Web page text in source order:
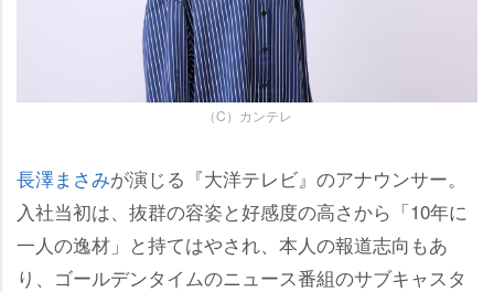
（C）カンテレ
長澤まさみが演じる『大洋テレビ』のアナウンサー。
入社当初は、抜群の容姿と好感度の高さから「10年に
一人の逸材」と持てはやされ、本人の報道志向もあ
り、ゴールデンタイムのニュース番組のサブキャスタ